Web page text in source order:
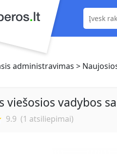
administravimas >
viešosios vadybos
9.9 (1 atsiliepimai)